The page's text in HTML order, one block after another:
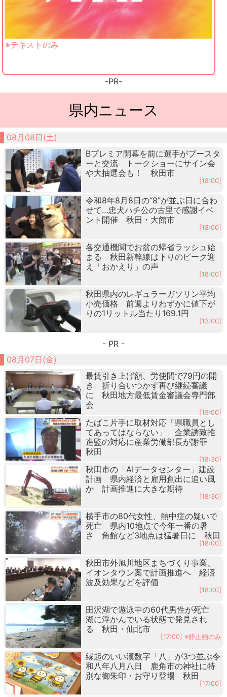
※テキストのみ
-PR-
県内ニュース
08月08日(土)
Bプレミア開幕を前に選手がブースタ
ーと交流 トークショーにサイン会
や大抽選会も！ 秋田市
[18:00]
令和8年8月8日の“8”が並ぶ日に合わ
せて…忠犬ハチ公の古里で感謝イベ
ント開催 秋田・大館市
[18:00]
各交通機関でお盆の帰省ラッシュ始
まる 秋田新幹線は下りのピーク迎
え「おかえり」の声
[18:00]
秋田県内のレギュラーガソリン平均
小売価格 前週よりわずかに値下が
りの1リットル当たり169.1円
[13:00]
- PR -
08月07日(金)
最賃引き上げ額、労使間で79円の開
き 折り合いつかず再び継続審議
に 秋田地方最低賃金審議会専門部
会
[19:00]
たばこ片手に取材対応「県職員とし
てあってはならない」 企業誘致推
進監の対応に産業労働部長が謝罪
秋田
[18:30]
秋田市の「AIデータセンター」建設
計画 県内経済と雇用創出に追い風
か 計画推進に大きな期待
[18:30]
横手市の80代女性、熱中症の疑いで
死亡 県内10地点で今年一番の暑
さ 角館など3地点は猛暑日に 秋田
[18:00]
秋田市外旭川地区まちづくり事業、
イオンタウン案で計画推進へ 経済
波及効果などを評価
[18:00]
田沢湖で遊泳中の60代男性が死亡
湖に浮かんでいる状態で発見され
る 秋田・仙北市
[17:00] ※静止画のみ
縁起のいい漢数字「八」が3つ並ぶ令
和八年八月八日 鹿角市の神社に特
別な御朱印・お守り登場 秋田
[17:00]